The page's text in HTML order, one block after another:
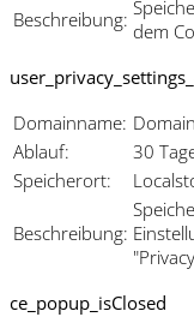
Beschreibung: dem
Domainname:
Ablauf:
30
Speicherort:
Beschreibung:
ce_popup_isClosed